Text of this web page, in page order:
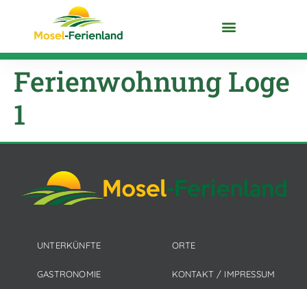
Ferienwohnung Loge
1
UNTERKÜNFTE
GASTRONOMIE
ORTE
KONTAKT / IMPRESSUM